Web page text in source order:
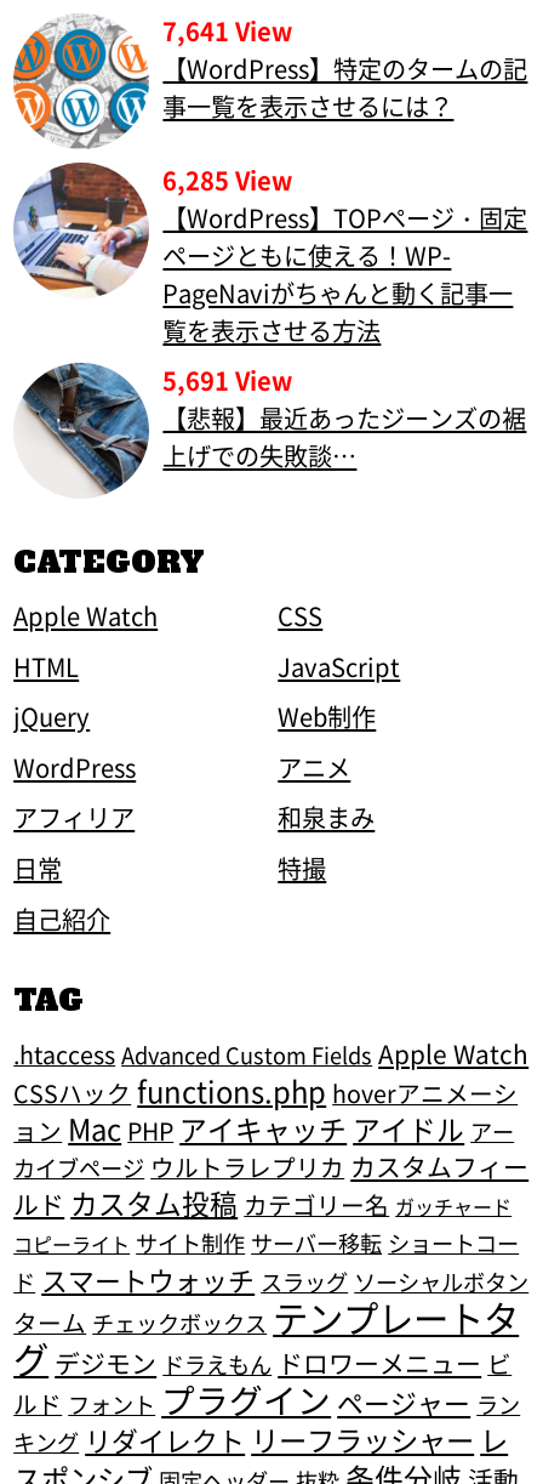
7,641 View
【WordPress】特定のタームの記
事一覧を表示させるには？
6,285 View
【WordPress】TOPページ・固定
ページともに使える！WP-
PageNaviがちゃんと動く記事一
覧を表示させる方法
5,691 View
【悲報】最近あったジーンズの裾
上げでの失敗談…
CATEGORY
Apple Watch
CSS
HTML
JavaScript
jQuery
Web制作
WordPress
アニメ
アフィリア
和泉まみ
日常
特撮
自己紹介
TAG
.htaccess Advanced Custom Fields Apple Watch
CSSハック functions.php hoverアニメーシ
ョン Mac PHP アイキャッチ アイドル アー
カイブページ ウルトラレプリカ カスタムフィー
ルド カスタム投稿 カテゴリー名 ガッチャード
コピーライト サイト制作 サーバー移転 ショートコー
ド スマートウォッチ スラッグ ソーシャルボタン
ターム チェックボックス テンプレートタ
グ デジモン ドラえもん ドロワーメニュー ビ
ルド フォント プラグイン ページャー ラン
キング リダイレクト リーフラッシャー レ